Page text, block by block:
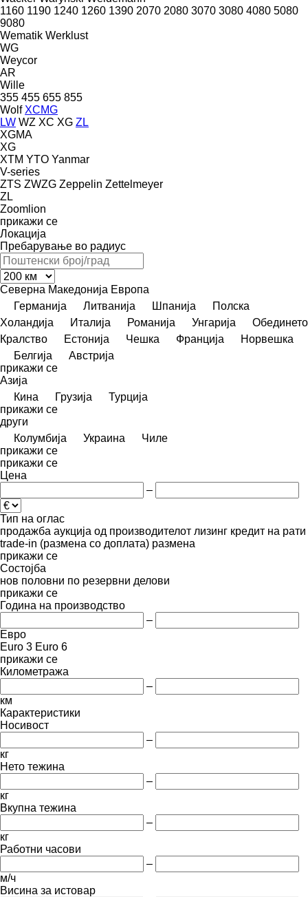
1160 1190 1240 1260 1390 2070 2080 3070 3080 4080 5080
9080
Wematik Werklust
WG
Weycor
AR
Wille
355 455 655 855
Wolf XCMG
LW WZ XC XG ZL
XGMA
XG
XTM YTO Yanmar
V-series
ZTS ZWZG Zeppelin Zettelmeyer
ZL
Zoomlion
прикажи се
Локација
Пребарување во радиус
Северна Македонија Европа
Германија
Литванија Шпанија
Полска
Холандија
Италија Романија Унгарија
Обединето
Кралство
Естонија Чешка Франција
Норвешка
Белгија
Австрија
прикажи се
Азија
Кина
Грузија
Турција
прикажи се
други
Колумбија
Украина
Чиле
прикажи се
прикажи се
Цена
–
Тип на оглас
продажба аукција од производителот лизинг кредит на рати
trade-in (размена со доплата) размена
прикажи се
Состојба
нов половни по резервни делови
прикажи се
Година на производство
–
Евро
Euro 3 Euro 6
прикажи се
Километража
–
км
Карактеристики
Носивост
–
кг
Нето тежина
–
кг
Вкупна тежина
–
кг
Работни часови
–
м/ч
Висина за истовар